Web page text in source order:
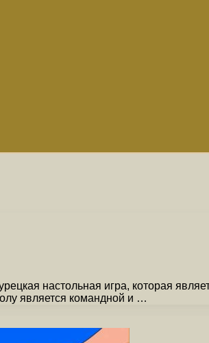
настольная игра, которая
является командной и …